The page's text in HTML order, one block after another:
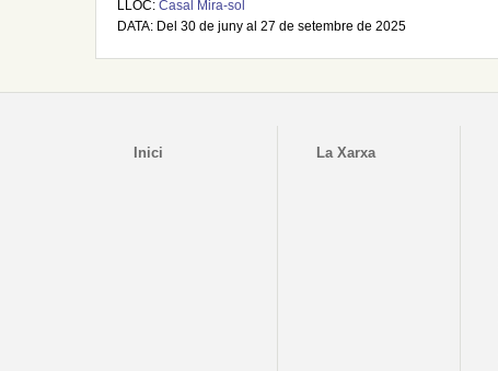
LLOC: Casal Mira-sol
DATA: Del 30 de juny al 27 de setembre de 2025
Inici La Xarxa